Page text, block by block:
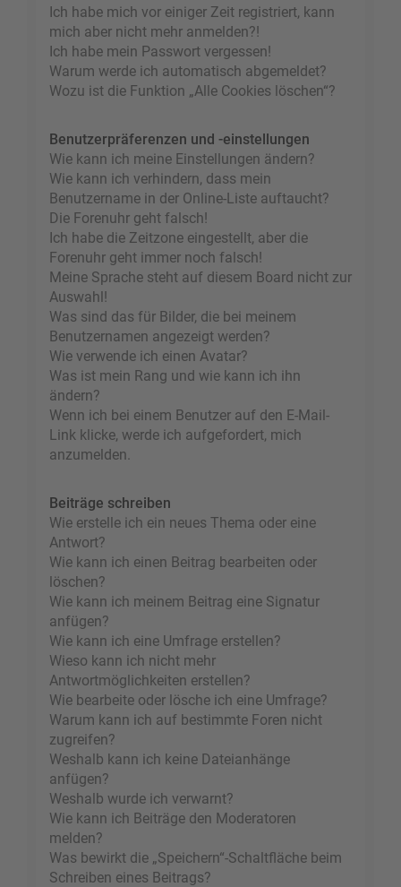
Ich habe mich vor einiger Zeit registriert, kann
mich aber nicht mehr anmelden?!
Ich habe mein Passwort vergessen!
Warum werde ich automatisch abgemeldet?
Wozu ist die Funktion „Alle Cookies löschen“?
Benutzerpräferenzen und -einstellungen
Wie kann ich meine Einstellungen ändern?
Wie kann ich verhindern, dass mein
Benutzername in der Online-Liste auftaucht?
Die Forenuhr geht falsch!
Ich habe die Zeitzone eingestellt, aber die
Forenuhr geht immer noch falsch!
Meine Sprache steht auf diesem Board nicht zur
Auswahl!
Was sind das für Bilder, die bei meinem
Benutzernamen angezeigt werden?
Wie verwende ich einen Avatar?
Was ist mein Rang und wie kann ich ihn
ändern?
Wenn ich bei einem Benutzer auf den E-Mail-
Link klicke, werde ich aufgefordert, mich
anzumelden.
Beiträge schreiben
Wie erstelle ich ein neues Thema oder eine
Antwort?
Wie kann ich einen Beitrag bearbeiten oder
löschen?
Wie kann ich meinem Beitrag eine Signatur
anfügen?
Wie kann ich eine Umfrage erstellen?
Wieso kann ich nicht mehr
Antwortmöglichkeiten erstellen?
Wie bearbeite oder lösche ich eine Umfrage?
Warum kann ich auf bestimmte Foren nicht
zugreifen?
Weshalb kann ich keine Dateianhänge
anfügen?
Weshalb wurde ich verwarnt?
Wie kann ich Beiträge den Moderatoren
melden?
Was bewirkt die „Speichern“-Schaltfläche beim
Schreiben eines Beitrags?